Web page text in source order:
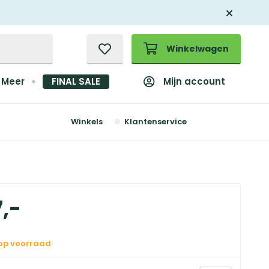
Winkelwagen
Meer FINAL SALE Mijn account
Winkels Klantenservice
,-
voorraad